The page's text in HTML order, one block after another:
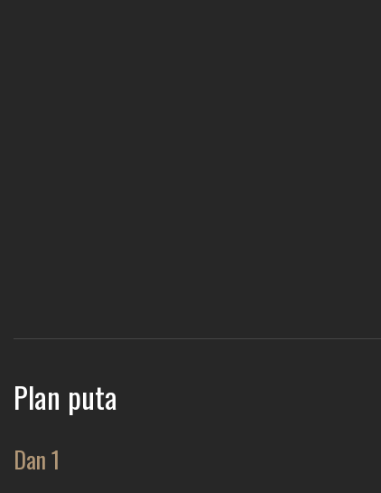
Plan puta
Dan 1